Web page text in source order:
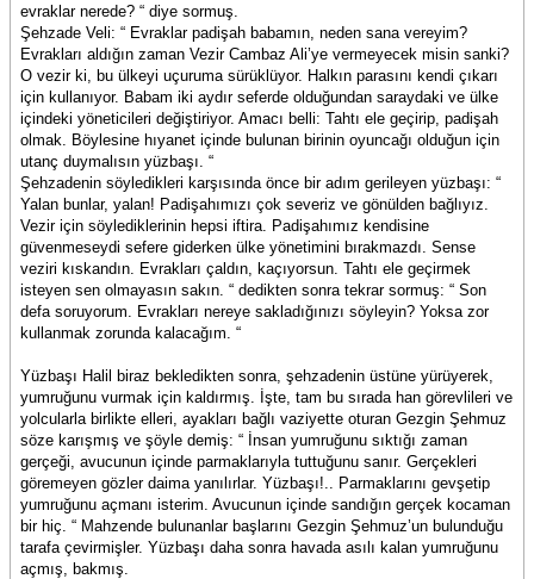
evraklar nerede? “ diye sormuş.
Şehzade Veli: “ Evraklar padişah babamın, neden sana vereyim?
Evrakları aldığın zaman Vezir Cambaz Ali’ye vermeyecek misin sanki?
O vezir ki, bu ülkeyi uçuruma sürüklüyor. Halkın parasını kendi çıkarı
için kullanıyor. Babam iki aydır seferde olduğundan saraydaki ve ülke
içindeki yöneticileri değiştiriyor. Amacı belli: Tahtı ele geçirip, padişah
olmak. Böylesine hıyanet içinde bulunan birinin oyuncağı olduğun için
utanç duymalısın yüzbaşı. “
Şehzadenin söyledikleri karşısında önce bir adım gerileyen yüzbaşı: “
Yalan bunlar, yalan! Padişahımızı çok severiz ve gönülden bağlıyız.
Vezir için söylediklerinin hepsi iftira. Padişahımız kendisine
güvenmeseydi sefere giderken ülke yönetimini bırakmazdı. Sense
veziri kıskandın. Evrakları çaldın, kaçıyorsun. Tahtı ele geçirmek
isteyen sen olmayasın sakın. “ dedikten sonra tekrar sormuş: “ Son
defa soruyorum. Evrakları nereye sakladığınızı söyleyin? Yoksa zor
kullanmak zorunda kalacağım. “
Yüzbaşı Halil biraz bekledikten sonra, şehzadenin üstüne yürüyerek,
yumruğunu vurmak için kaldırmış. İşte, tam bu sırada han görevlileri ve
yolcularla birlikte elleri, ayakları bağlı vaziyette oturan Gezgin Şehmuz
söze karışmış ve şöyle demiş: “ İnsan yumruğunu sıktığı zaman
gerçeği, avucunun içinde parmaklarıyla tuttuğunu sanır. Gerçekleri
göremeyen gözler daima yanılırlar. Yüzbaşı!.. Parmaklarını gevşetip
yumruğunu açmanı isterim. Avucunun içinde sandığın gerçek kocaman
bir hiç. “ Mahzende bulunanlar başlarını Gezgin Şehmuz’un bulunduğu
tarafa çevirmişler. Yüzbaşı daha sonra havada asılı kalan yumruğunu
açmış, bakmış.